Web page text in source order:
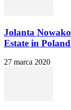
Jolanta
Estate in
27 marca 2020